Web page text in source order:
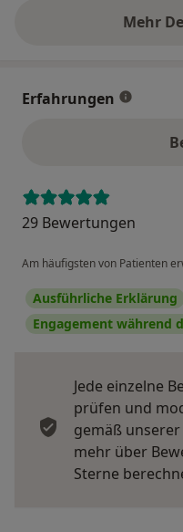
Mehr
Erfahrungen
29 Bewertungen
Am häufigsten von Patienten
Ausführliche Erklärung
Engagement während
Jede einzelne
prüfen und
gemäß
mehr über
Sterne